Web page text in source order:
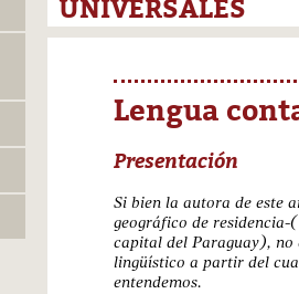
Lengua
Presentación
Si bien la autora de este
geográfico de
capital del Paraguay),
lingüístico a partir del
entendemos.